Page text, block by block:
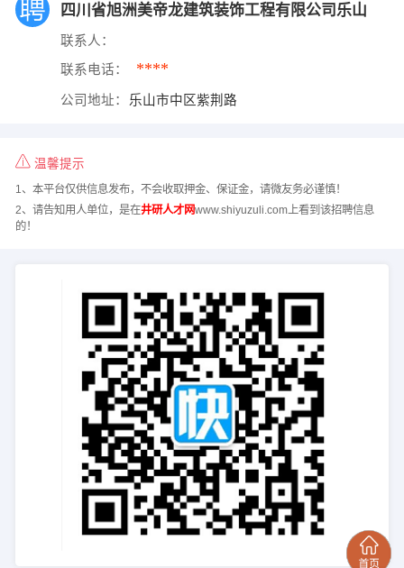
四川省旭洲美帝龙建筑装饰工程有限公司乐山
联系人：
联系电话： ****
公司地址： 乐山市中区紫荆路
温馨提示
1、本平台仅供信息发布，不会收取押金、保证金，请微友务必谨慎！
2、请告知用人单位，是在井研人才网www.shiyuzuli.com上看到该招聘信息
的！